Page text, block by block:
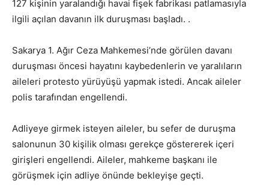
127 kişinin yaralandığı havai fişek fabrikası patlamasıyla
ilgili açılan davanın ilk duruşması başladı. .
Sakarya 1. Ağır Ceza Mahkemesi’nde görülen davanı
duruşması öncesi hayatını kaybedenlerin ve yaralıların
aileleri protesto yürüyüşü yapmak istedi. Ancak aileler
polis tarafından engellendi.
Adliyeye girmek isteyen aileler, bu sefer de duruşma
salonunun 30 kişilik olması gerekçe göstererek içeri
girişleri engellendi. Aileler, mahkeme başkanı ile
görüşmek için adliye önünde bekleyişe geçti.